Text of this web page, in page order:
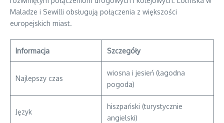
Maladze i Sewilli obsługują połączenia z większości
europejskich miast.
Informacja Szczegóły
Najlepszy czas
wiosna i jesień (łagodna
pogoda)
Język
hiszpański (turystycznie
angielski)